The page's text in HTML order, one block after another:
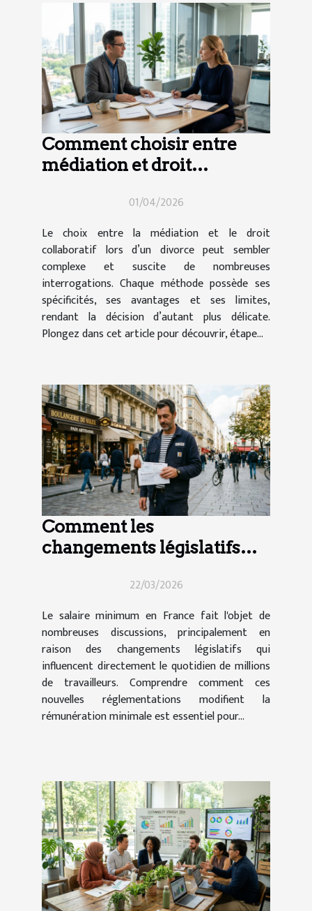
Comment choisir entre
médiation et droit
01/04/2026
Le choix entre la médiation et le droit
collaboratif lors d’un divorce peut sembler
complexe et suscite de nombreuses
interrogations. Chaque méthode possède ses
spécificités, ses avantages et ses limites,
rendant la décision d’autant plus délicate.
Plongez dans cet article pour découvrir, étape...
Comment les
changements législatifs
minimum en France ?
22/03/2026
Le salaire minimum en France fait l'objet de
nombreuses discussions, principalement en
raison des changements législatifs qui
influencent directement le quotidien de millions
de travailleurs. Comprendre comment ces
nouvelles réglementations modifient la
rémunération minimale est essentiel pour...